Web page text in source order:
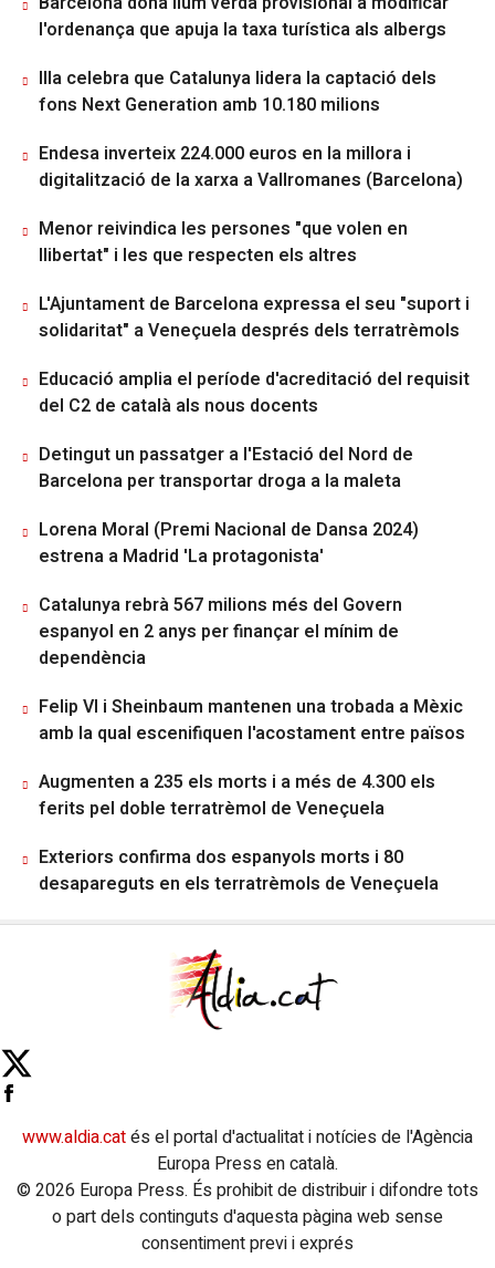
l'ordenança que apuja la taxa turística als albergs
Illa celebra que Catalunya lidera la captació dels
fons Next Generation amb 10.180 milions
Endesa inverteix 224.000 euros en la millora i
digitalització de la xarxa a Vallromanes (Barcelona)
Menor reivindica les persones "que volen en
llibertat" i les que respecten els altres
L'Ajuntament de Barcelona expressa el seu "suport i
solidaritat" a Veneçuela després dels terratrèmols
Educació amplia el període d'acreditació del requisit
del C2 de català als nous docents
Detingut un passatger a l'Estació del Nord de
Barcelona per transportar droga a la maleta
Lorena Moral (Premi Nacional de Dansa 2024)
estrena a Madrid 'La protagonista'
Catalunya rebrà 567 milions més del Govern
espanyol en 2 anys per finançar el mínim de
dependència
Felip VI i Sheinbaum mantenen una trobada a Mèxic
amb la qual escenifiquen l'acostament entre països
Augmenten a 235 els morts i a més de 4.300 els
ferits pel doble terratrèmol de Veneçuela
Exteriors confirma dos espanyols morts i 80
desapareguts en els terratrèmols de Veneçuela
www.aldia.catés el portal d'actualitat i notícies de l'Agència
Europa Press en català.
© 2026 Europa Press. És prohibit de distribuir i difondre tots
o part dels continguts d'aquesta pàgina web sense
consentiment previ i exprés